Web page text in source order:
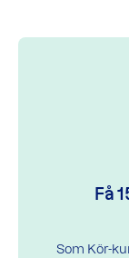
Få
Som Kör-